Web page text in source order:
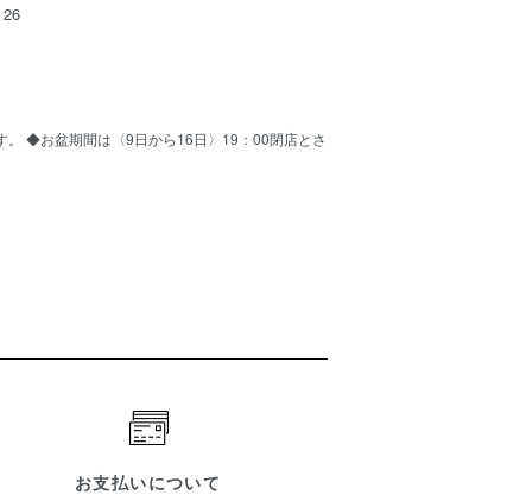
26
。 ◆お盆期間は〈9日から16日〉19：00閉店とさ
お支払いについて